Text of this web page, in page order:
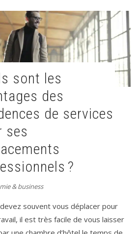
des
de services
ses
?
& business
souvent vous déplacer pour
il est très facile de vous laisser